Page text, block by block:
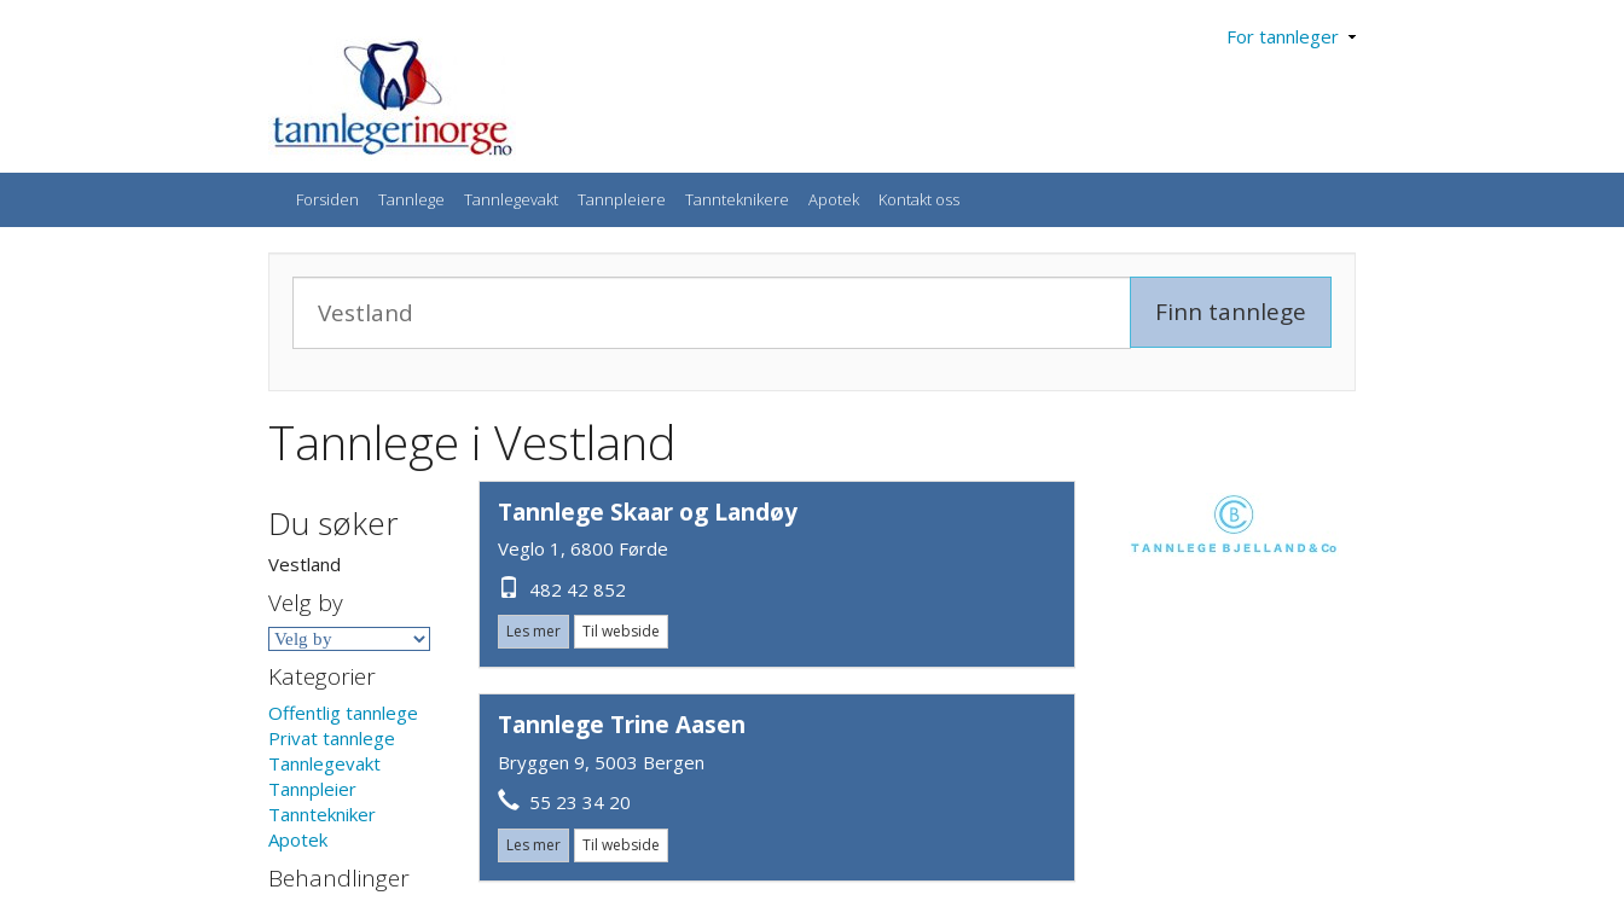
For tannleger
Forsiden Tannlege Tannlegevakt Tannpleiere Tannteknikere Apotek Kontakt oss
Tannlege i Vestland
Du søker
Vestland
Velg by
Kategorier
Offentlig tannlege
Privat tannlege
Tannlegevakt
Tannpleier
Tanntekniker
Apotek
Behandlinger
Tannlege Skaar og Landøy
Veglo 1, 6800 Førde
482 42 852
Les mer Til webside
Tannlege Trine Aasen
Bryggen 9, 5003 Bergen
55 23 34 20
Les mer Til webside